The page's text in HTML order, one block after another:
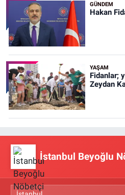
GÜNDEM
Hakan
YAŞAM
Fidanlar;
Zeydan
İstanbul Beyoğlu